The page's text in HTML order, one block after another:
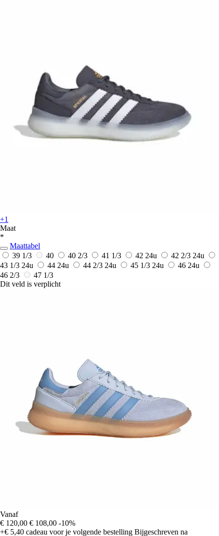
+1
Maat
*
Maattabel
39 1/3
40 40 2/3 41 1/3 42 24u 42 2/3 24u
43 1/3 24u 44 24u 44 2/3 24u 45 1/3 24u 46 24u
46 2/3
47 1/3
Dit veld is verplicht
Vanaf
€ 120,00 € 108,00 -10%
+€ 5,40 cadeau voor je volgende bestelling Bijgeschreven na